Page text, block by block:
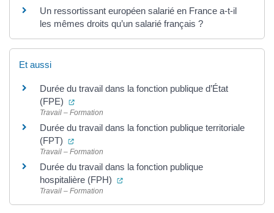
Un ressortissant européen salarié en France a-t-il
les mêmes droits qu’un salarié français ?
Et aussi
Durée du travail dans la fonction publique d’État
(FPE)
(ouverture dans un nouvel onglet)
Travail – Formation
Durée du travail dans la fonction publique territoriale
(FPT)
(ouverture dans un nouvel onglet)
Travail – Formation
Durée du travail dans la fonction publique
hospitalière (FPH)
(ouverture dans un nouvel onglet)
Travail – Formation